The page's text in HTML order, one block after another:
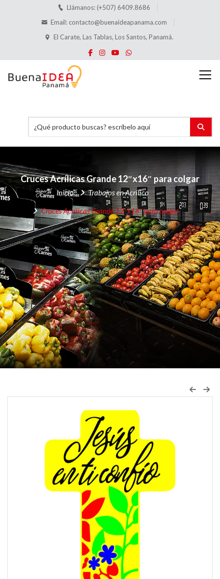
Llámanos: (+507) 6409.8686
Email: contacto@buenaideapanama.com
El Carate, Las Tablas, Los Santos, Panamá.
Cruces AcrílicasGrande 12″x16″ para colgar
Inicio Trabajos en Acrílico
Cruces AcrílicasGrande 12″x16″ para colgar